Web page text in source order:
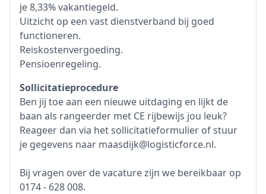
je 8,33% vakantiegeld.
Uitzicht op een vast dienstverband bij goed
functioneren.
Reiskostenvergoeding.
Pensioenregeling.
Sollicitatieprocedure
Ben jij toe aan een nieuwe uitdaging en lijkt de
baan als rangeerder met CE rijbewijs jou leuk?
Reageer dan via het sollicitatieformulier of stuur
je gegevens naar maasdijk@logisticforce.nl.
Bij vragen over de vacature zijn we bereikbaar op
0174 - 628 008.